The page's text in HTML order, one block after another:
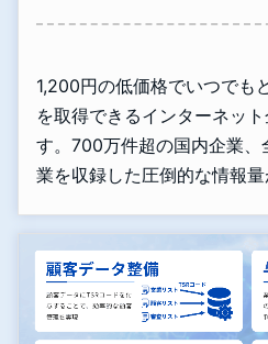
1,200円の低価格でいつでも
を取得できるインターネッ
す。700万件超の国内企業
業を収録した圧倒的な情報量